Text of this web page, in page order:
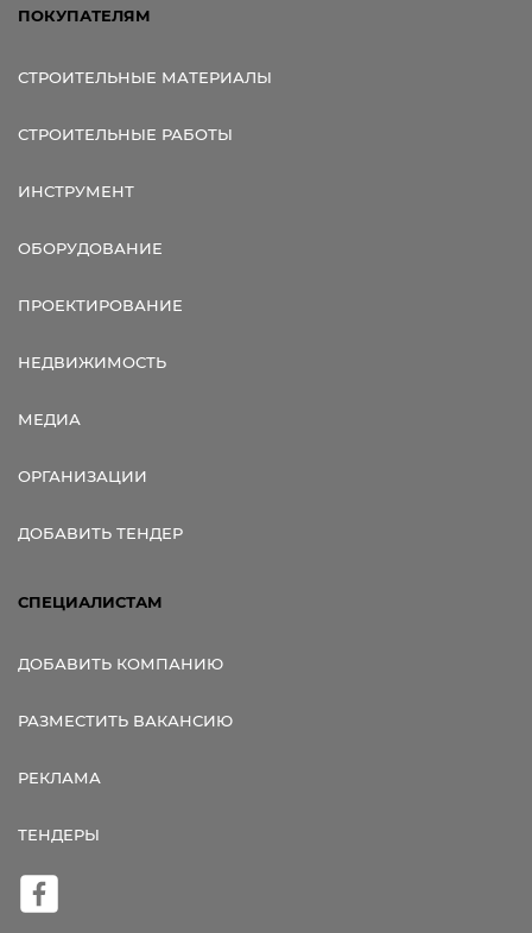
ПОКУПАТЕЛЯМ
СТРОИТЕЛЬНЫЕ МАТЕРИАЛЫ
СТРОИТЕЛЬНЫЕ РАБОТЫ
ИНСТРУМЕНТ
ОБОРУДОВАНИЕ
ПРОЕКТИРОВАНИЕ
НЕДВИЖИМОСТЬ
МЕДИА
ОРГАНИЗАЦИИ
ДОБАВИТЬ ТЕНДЕР
СПЕЦИАЛИСТАМ
ДОБАВИТЬ КОМПАНИЮ
РАЗМЕСТИТЬ ВАКАНСИЮ
РЕКЛАМА
ТЕНДЕРЫ